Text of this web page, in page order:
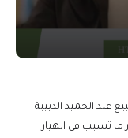
عبد الحميد الدبيبة
ما تسبب في انهيار